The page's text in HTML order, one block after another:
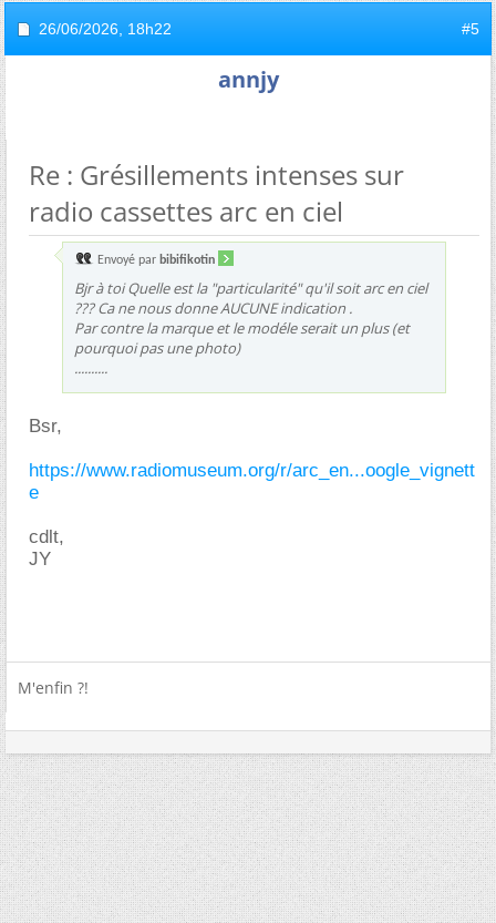
26/06/2026, 18h22 #5
annjy
Re : Grésillements intenses sur
radio cassettes arc en ciel
Envoyé par bibifikotin
Bjr à toi Quelle est la "particularité" qu'il soit arc en ciel
??? Ca ne nous donne AUCUNE indication .
Par contre la marque et le modéle serait un plus (et
pourquoi pas une photo)
..........
Bsr,
https://www.radiomuseum.org/r/arc_en...oogle_vignett
e
cdlt,
JY
M'enfin ?!